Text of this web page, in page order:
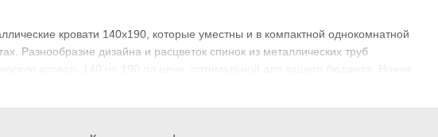
кровати 140х190, которые уместны и в компактной однокомнатной
Разнообразие дизайна и расцветок спинок из металлических труб
кровать 140 на 190 по цене, оптимальной для вашего бюджета. Ножки